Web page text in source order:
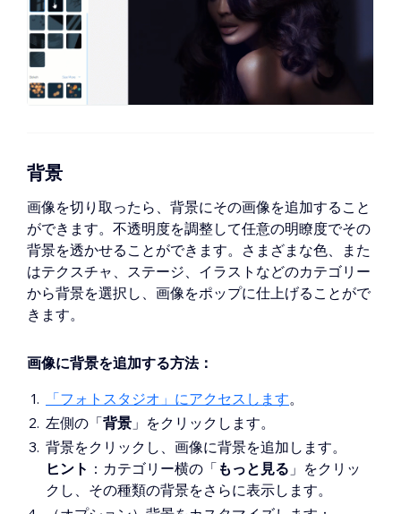
背景
画像を切り取ったら、背景にその画像を追加すること
ができます。不透明度を調整して任意の明瞭度でその
背景を透かせることができます。さまざまな色、また
はテクスチャ、ステージ、イラストなどのカテゴリー
から背景を選択し、画像をポップに仕上げることがで
きます。
画像に背景を追加する方法：
「フォトスタジオ」にアクセスします。
左側の「背景 」をクリックします。
背景をクリックし、画像に背景を追加します。
ヒント ：カテゴリー横の「 もっと見る 」をクリッ
クし、その種類の背景をさらに表示します。